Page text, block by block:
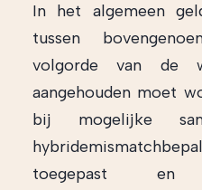
In het algemeen
tussen
volgorde van de
aangehouden moet
bij mogelijke
toegepast en